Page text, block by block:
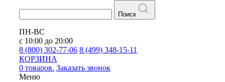
Поиск
ПН-ВС
с 10:00 до 20:00
8 (800) 302-77-06 8 (499) 348-15-11
КОРЗИНА
0 товаров. Заказать звонок
Меню